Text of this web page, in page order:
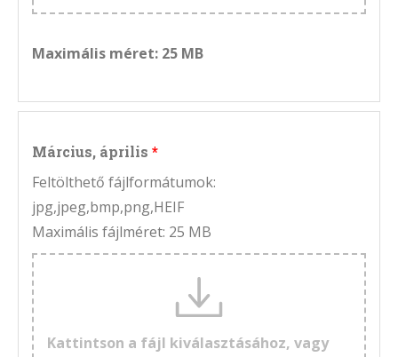
Maximális méret: 25 MB
Március, április
Feltölthető fájlformátumok:
jpg,jpeg,bmp,png,HEIF
Maximális fájlméret: 25 MB
Kattintson a fájl kiválasztásához, vagy